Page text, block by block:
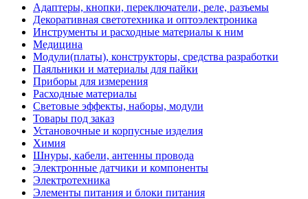
Адаптеры, кнопки, переключатели, реле, разъемы
Декоративная светотехника и оптоэлектроника
Инструменты и расходные материалы к ним
Медицина
Модули(платы), конструкторы, средства разработки
Паяльники и материалы для пайки
Приборы для измерения
Расходные материалы
Световые эффекты, наборы, модули
Товары под заказ
Установочные и корпусные изделия
Химия
Шнуры, кабели, антенны провода
Электронные датчики и компоненты
Электротехника
Элементы питания и блоки питания